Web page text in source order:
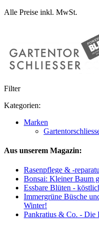
Alle Preise inkl. MwSt.
Filter
Kategorien:
Marken
Aus unserem Magazin:
Rasenpflege & -
Bonsai: Kleiner Baum
Essbare Blüten -
Immergrüne Büsche
Winter!
Pankratius & Co. - Die